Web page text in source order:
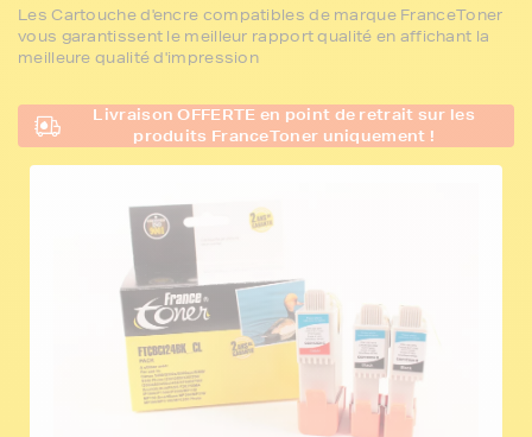
Les Cartouche d'encre compatibles de marque FranceToner
vous garantissent le meilleur rapport qualité en affichant la
meilleure qualité d'impression
Livraison OFFERTE en point de retrait sur les
produits FranceToner uniquement !